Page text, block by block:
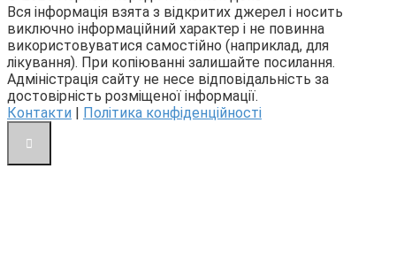
Вся інформація взята з відкритих джерел і носить
виключно інформаційний характер і не повинна
використовуватися самостійно (наприклад, для
лікування). При копіюванні залишайте посилання.
Адміністрація сайту не несе відповідальність за
достовірність розміщеної інформації.
Контакти | Політика конфіденційності